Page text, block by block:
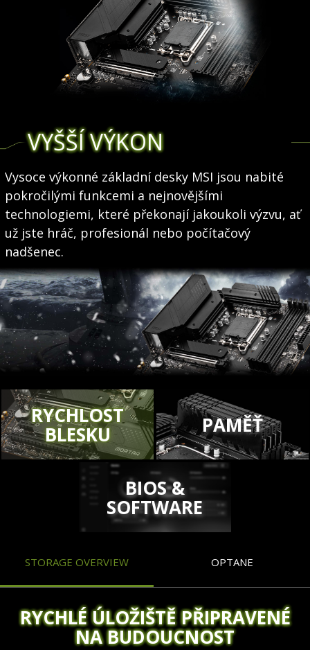
VYŠŠÍ VÝKON
Vysoce výkonné základní desky MSI jsou nabité
pokročilými funkcemi a nejnovějšími
technologiemi, které překonají jakoukoli výzvu, ať
už jste hráč, profesionál nebo počítačový
nadšenec.
RYCHLOST
BLESKU PAMĚŤ
BIOS &
SOFTWARE
STORAGE OVERVIEW OPTANE
RYCHLÉ ÚLOŽIŠTĚ PŘIPRAVENÉ
NA BUDOUCNOST